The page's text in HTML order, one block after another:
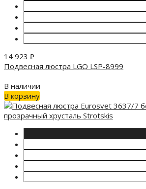
14 923 ₽
Подвесная люстра LGO LSP-8999
В наличии
В корзину